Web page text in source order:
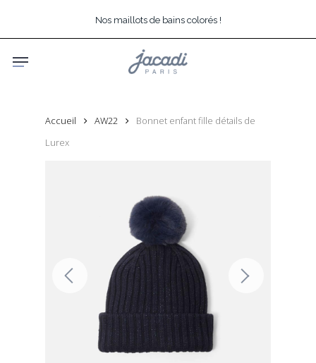
content
Nos maillots de bains colorés !
Menu
Accueil AW22
Bonnet enfant fille détails de
Lurex